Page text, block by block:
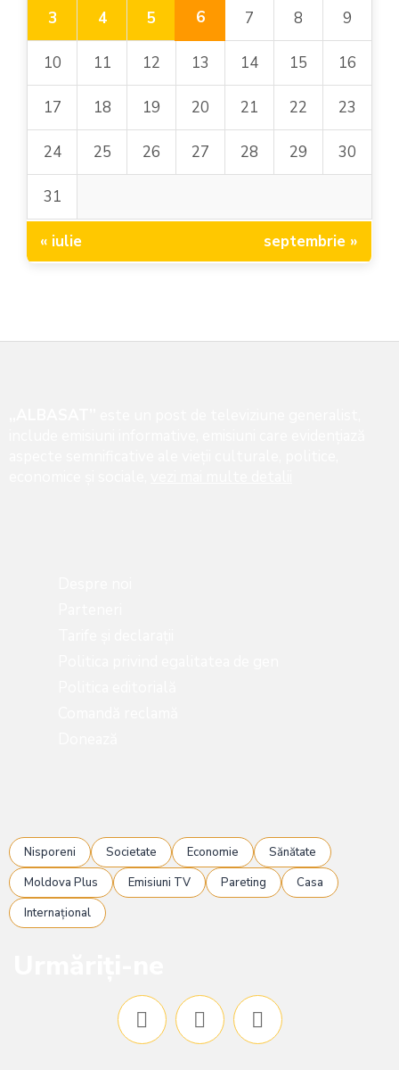
3 4 5 6 7 8 9
10 11 12 13 14 15 16
17 18 19 20 21 22 23
24 25 26 27 28 29 30
31
« iulie septembrie »
Nisporeni Societate Economie
Sănătate
Moldova Plus
Emisiuni TV Pareting
Casa
Internațional